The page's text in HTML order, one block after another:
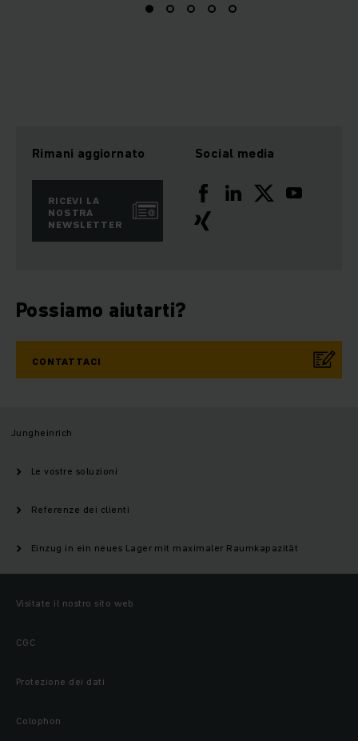
Rimani aggiornato
RICEVI LA
NOSTRA
NEWSLETTER
Social media
Possiamo aiutarti?
CONTATTACI
Jungheinrich
Le vostre soluzioni
Referenze dei clienti
Einzug in ein neues Lager mit maximaler Raumkapazität
Visitate il nostro sito web
CGC
Protezione dei dati
Colophon